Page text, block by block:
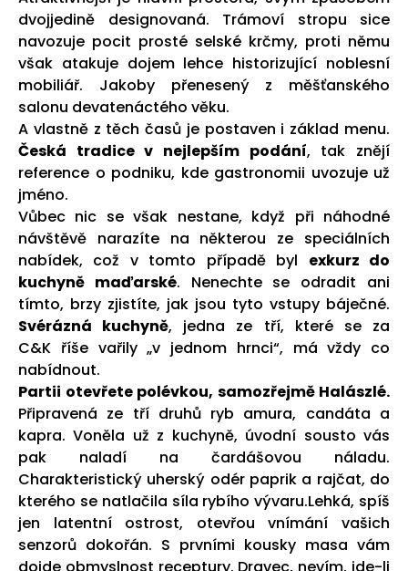
dvojjedině designovaná. Trámoví stropu sice
navozuje pocit prosté selské krčmy, proti němu
však atakuje dojem lehce historizující noblesní
mobiliář. Jakoby přenesený z měšťanského
salonu devatenáctého věku.
A vlastně z těch časů je postaven i základ menu.
Česká tradice v nejlepším podání, tak znějí
reference o podniku, kde gastronomii uvozuje už
jméno.
Vůbec nic se však nestane, když při náhodné
návštěvě narazíte na některou ze speciálních
nabídek, což v tomto případě byl exkurz do
kuchyně maďarské. Nenechte se odradit ani
tímto, brzy zjistíte, jak jsou tyto vstupy báječné.
Svérázná kuchyně, jedna ze tří, které se za
C&K říše vařily „v jednom hrnci“, má vždy co
nabídnout.
Partii otevřete polévkou, samozřejmě Halászlé.
Připravená ze tří druhů ryb amura, candáta a
kapra. Voněla už z kuchyně, úvodní sousto vás
pak naladí na čardášovou náladu.
Charakteristický uherský odér paprik a rajčat, do
kterého se natlačila síla rybího vývaru.Lehká, spíš
jen latentní ostrost, otevřou vnímání vašich
senzorů dokořán. S prvními kousky masa vám
dojde obmyslnost receptury. Dravec, nevím, jde-li